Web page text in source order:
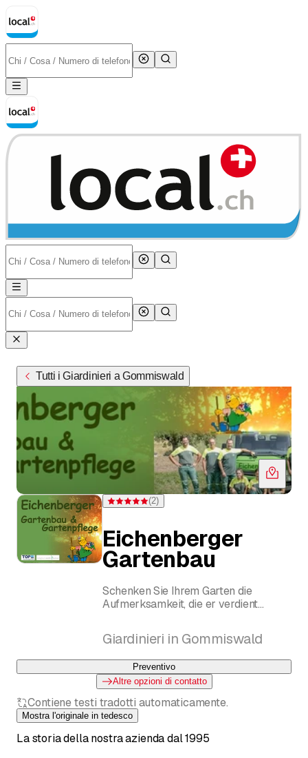
Tutti i Giardinieri a Gommiswald
Valutazione 5 di 5 stelle su 2 valutazioni
(2)
Eichenberger
Gartenbau
Schenken Sie Ihrem Garten die
Aufmerksamkeit, die er verdient
Giardinieri in Gommiswald
Preventivo
Altre opzioni di contatto
Contiene testi tradotti automaticamente.
Mostra l'originale in tedesco
La storia della nostra azienda dal 1995